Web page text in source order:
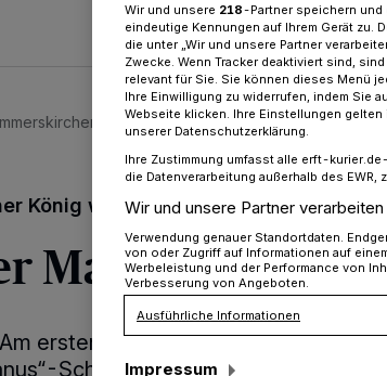
Schützen-Bruderschaft Anstel
König werden wollte:
Maar wird
Am ersten Wochenende im
Schützen-Bruderschaft Anstel
Wir und unsere 218-Partner speichern
eindeutige Kennungen auf Ihrem Gerät zu.
die unter „Wir und unsere Partner
Zwecke. Wenn Tracker deaktiviert sind,
relevant für Sie. Sie können dieses Menü
Ihre Einwilligung zu widerrufen, indem Sie
Webseite klicken. Ihre Einstellungen
unserer Datenschutzerklärung.
Ihre Zustimmung umfasst alle erft-
die Datenverarbeitung außerhalb des EWR,
Wir und unsere Partner
Verwendung genauer Standortdaten.
von oder Zugriff auf Informationen auf
Werbeleistung und der Performance von
Verbesserung von Angeboten.
Ausführliche Informationen
Impressum